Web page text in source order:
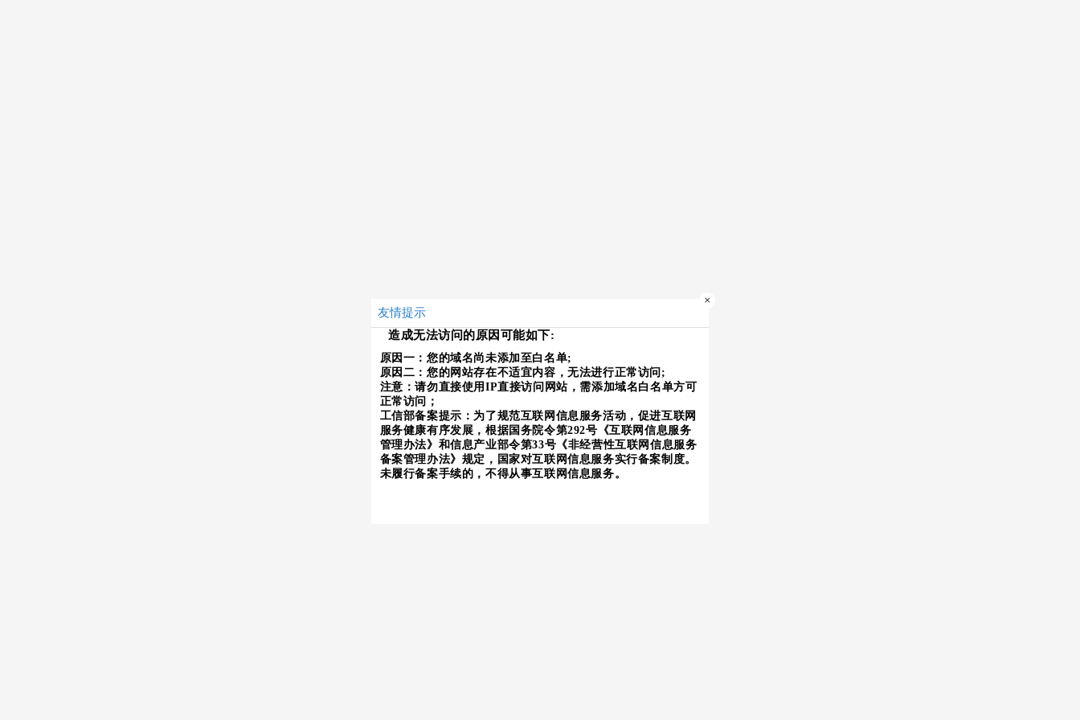
友情提示
×
造成无法访问的原因可能如下:
原因一：您的域名尚未添加至白名单;
原因二：您的网站存在不适宜内容，无法进行正常访问;
注意：请勿直接使用IP直接访问网站，需添加域名白名单方可
正常访问；
工信部备案提示：为了规范互联网信息服务活动，促进互联网
服务健康有序发展，根据国务院令第292号《互联网信息服务
管理办法》和信息产业部令第33号《非经营性互联网信息服务
备案管理办法》规定，国家对互联网信息服务实行备案制度。
未履行备案手续的，不得从事互联网信息服务。